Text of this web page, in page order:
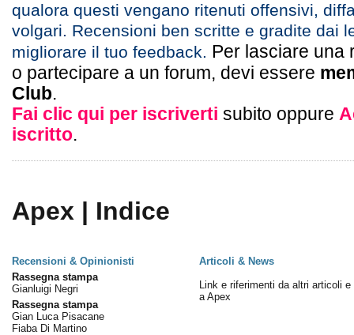
qualora questi vengano ritenuti offensivi,
volgari. Recensioni ben scritte e gradite dai
migliorare il tuo feedback. Per lasciare una
o partecipare a un forum, devi essere
Club.
Fai clic qui per iscriverti subito oppure
iscritto.
Apex | Indice
Recensioni & Opinionisti
Articoli & News
Rassegna stampa
Gianluigi Negri
Rassegna stampa
Gian Luca Pisacane
Fiaba Di Martino
Link e riferimenti da altri articoli e
a Apex